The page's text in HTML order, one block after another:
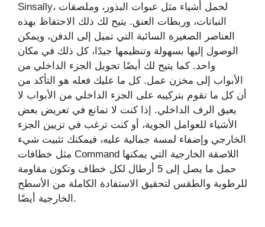
Sinsally، لحمل أشياء مثل عبوات البذور، وملصقات
النباتات، وربطات العنق. يتيح لك ذلك الاحتفاظ بهذه
العناصر الصغيرة السائبة التي تميل إلى الدفن، ويمكن
الوصول إليها بسهولة وتنظيمها جيدًا، كل ذلك في مكان
واحد. كما يتيح لك أيضًا تحويل الجزء الداخلي من
الأبواب إلى مخزن عمل. كل ما عليك فعله هو التأكد من
أن كل ما تقوم بتركيبه على الجزء الداخلي من الأبواب لا
يعيق الرف الداخلي. إذا كنت لا تمانع في تعريض بعض
الأشياء للعوامل الجوية، أو كنت ترغب في تزيين الجزء
الخارجي وإضفاء لمسة جمالية عليه، فيمكنك تثبيت شيء
مثل خطافات Command اللاصقة الخارجية التي يمكنها
حمل ما يصل إلى 5 أرطال لكل خطاف وتكون مقاومة
للرطوبة والطقس لتحقيق الاستفادة الكاملة من الأسطح
الخارجية أيضًا.